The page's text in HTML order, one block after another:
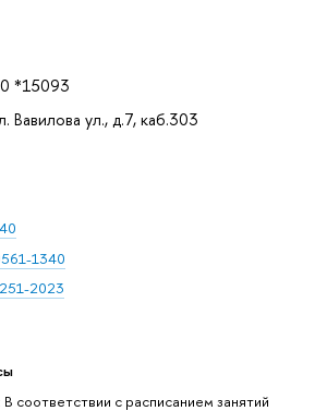
*15093
Вавилова ул., д.7, каб.303
1340
2023
соответствии с расписанием занятий